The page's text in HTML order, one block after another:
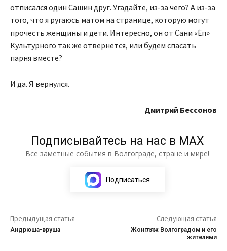
отписался один Сашин друг. Угадайте, из-за чего? А из-за
того, что я ругаюсь матом на странице, которую могут
прочесть женщины и дети. Интересно, он от Сани «Ёп»
Культурного так же отвернётся, или будем спасать
парня вместе?
И да. Я вернулся.
Дмитрий Бессонов
Подписывайтесь на нас в МАХ
Все заметные события в Волгограде, стране и мире!
Подписаться
Предыдущая статья
Андрюша-вруша
Следующая статья
Жонгляж Волгоградом и его
жителями